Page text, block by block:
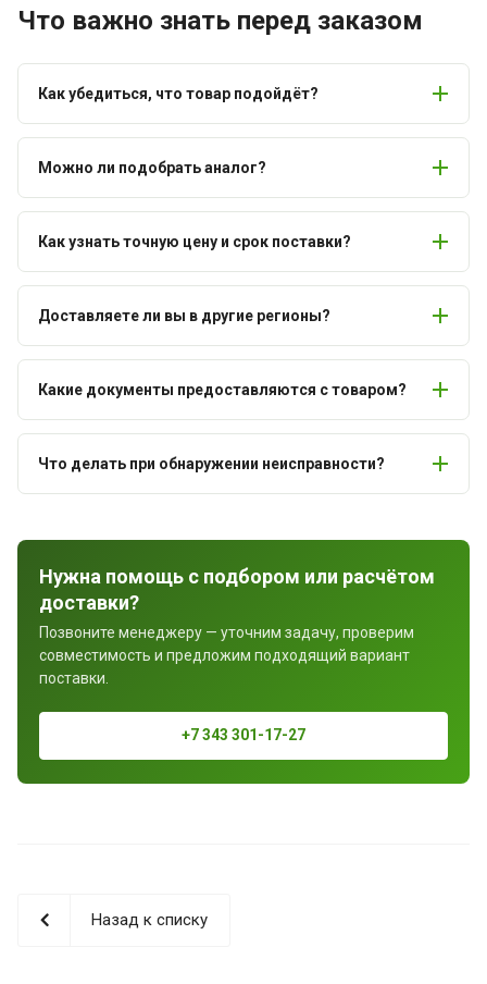
Что важно знать перед заказом
Как убедиться, что товар подойдёт?
Можно ли подобрать аналог?
Как узнать точную цену и срок поставки?
Доставляете ли вы в другие регионы?
Какие документы предоставляются с товаром?
Что делать при обнаружении неисправности?
Нужна помощь с подбором или расчётом
доставки?
Позвоните менеджеру — уточним задачу, проверим
совместимость и предложим подходящий вариант
поставки.
+7 343 301-17-27
Назад к списку